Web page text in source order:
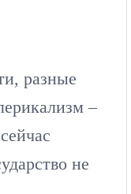
разные
–
не